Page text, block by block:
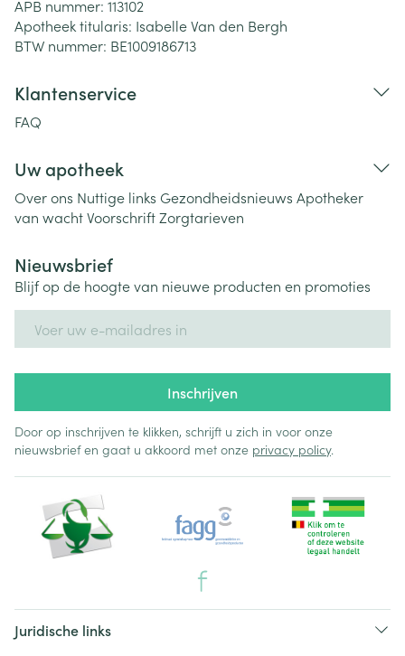
APB nummer: 113102
Apotheek titularis: Isabelle Van den Bergh
BTW nummer: BE1009186713
Klantenservice
FAQ
Uw apotheek
Over ons Nuttige links Gezondheidsnieuws Apotheker
van wachtVoorschriftZorgtarieven
Nieuwsbrief
Blijf op de hoogte van nieuwe producten en promoties
Inschrijven
Door op inschrijven te klikken, schrijft u zich in voor onze
nieuwsbrief en gaat u akkoord met onze privacy policy.
Juridische links